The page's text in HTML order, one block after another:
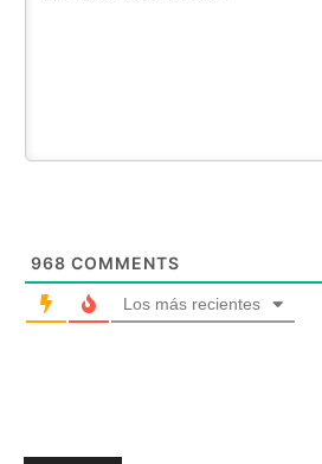
968 COMMENTS
Los más recientes